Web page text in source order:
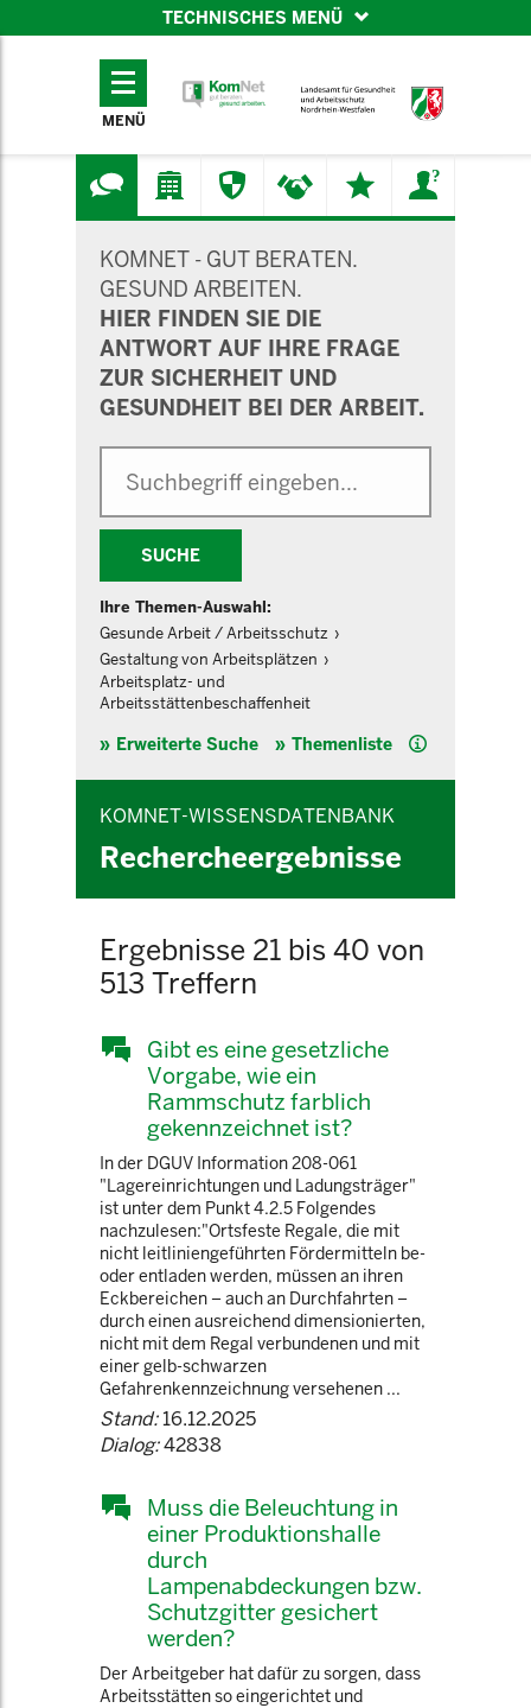
TECHNISCHES MENÜ
TECHNISCHES
MENÜ
KOMNET - GUT BERATEN.
GESUND ARBEITEN.
HIER FINDEN SIE DIE
ANTWORT AUF IHRE FRAGE
ZUR SICHERHEIT UND
GESUNDHEIT BEI DER ARBEIT.
SUCHE
Ihre Themen-Auswahl:
Gesunde Arbeit / Arbeitsschutz
Gestaltung von Arbeitsplätzen
Arbeitsplatz- und
Arbeitsstättenbeschaffenheit
Erweiterte Suche Themenliste Hilfe
KOMNET-WISSENSDATENBANK
Rechercheergebnisse
Ergebnisse 21 bis 40 von
513 Treffern
Gibt es eine gesetzliche
Vorgabe, wie ein
Rammschutz farblich
gekennzeichnet ist?
In der DGUV Information 208-061
"Lagereinrichtungen und Ladungsträger"
ist unter dem Punkt 4.2.5 Folgendes
nachzulesen:"Ortsfeste Regale, die mit
nicht leitliniengeführten Fördermitteln be-
oder entladen werden, müssen an ihren
Eckbereichen – auch an Durchfahrten –
durch einen ausreichend dimensionierten,
nicht mit dem Regal verbundenen und mit
einer gelb-schwarzen
Gefahrenkennzeichnung versehenen ...
Stand:16.12.2025
Dialog:42838
Muss die Beleuchtung in
einer Produktionshalle
durch
Lampenabdeckungen bzw.
Schutzgitter gesichert
werden?
Der Arbeitgeber hat dafür zu sorgen, dass
Arbeitsstätten so eingerichtet und